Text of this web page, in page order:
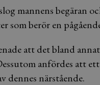
mannens begäran
som berör en
att det bland
anfördes att
dennes närstående.